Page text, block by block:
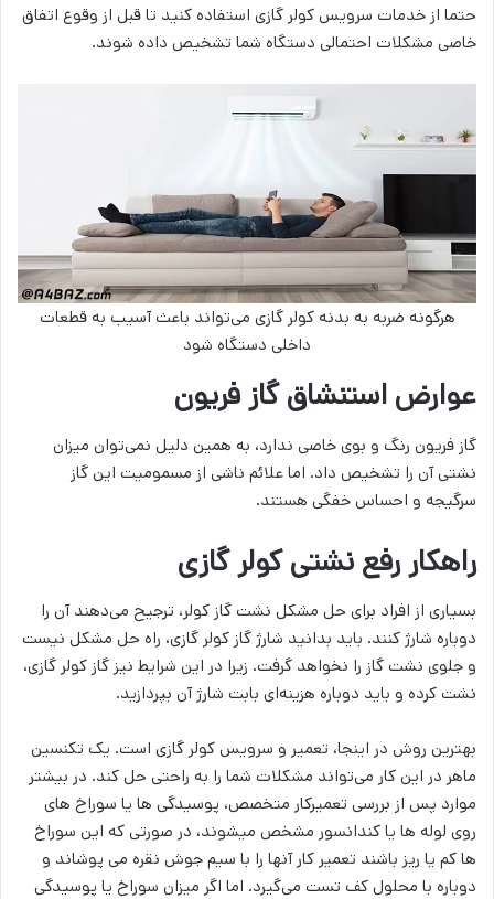
حتما از خدمات سرویس کولر گازی استفاده کنید تا قبل از وقوع اتفاق
خاصی مشکلات احتمالی دستگاه شما تشخیص داده شوند.
هرگونه ضربه به بدنه کولر گازی می‌تواند باعث آسیب به قطعات
داخلی دستگاه شود
عوارض استنشاق گاز فریون
گاز فریون رنگ و بوی خاصی ندارد، به همین دلیل نمی‌توان میزان
نشتی آن را تشخیص داد. اما علائم ناشی از مسمومیت این گاز
سرگیجه و احساس خفگی هستند.
راهکار رفع نشتی کولر گازی
بسیاری از افراد برای حل مشکل نشت گاز کولر، ترجیح می‌دهند آن را
دوباره شارژ کنند. باید بدانید شارژ گاز کولر گازی، راه حل مشکل نیست
و جلوی نشت گاز را نخواهد گرفت. زیرا در این شرایط نیز گاز کولر گازی،
نشت کرده و باید دوباره هزینه‌ای بابت شارژ آن بپردازید.
بهترین روش در اینجا، تعمیر و سرویس کولر گازی است. یک تکنسین
ماهر در این کار می‌تواند مشکلات شما را به راحتی حل کند. در بیشتر
موارد پس از بررسی تعمیرکار متخصص، پوسیدگی ها یا سوراخ های
روی لوله ها یا کندانسور مشخص میشوند، در صورتی که این سوراخ
ها کم یا ریز باشند تعمیر کار آنها را با سیم جوش نقره می پوشاند و
دوباره با محلول کف تست می‌گیرد. اما اگر میزان سوراخ یا پوسیدگی